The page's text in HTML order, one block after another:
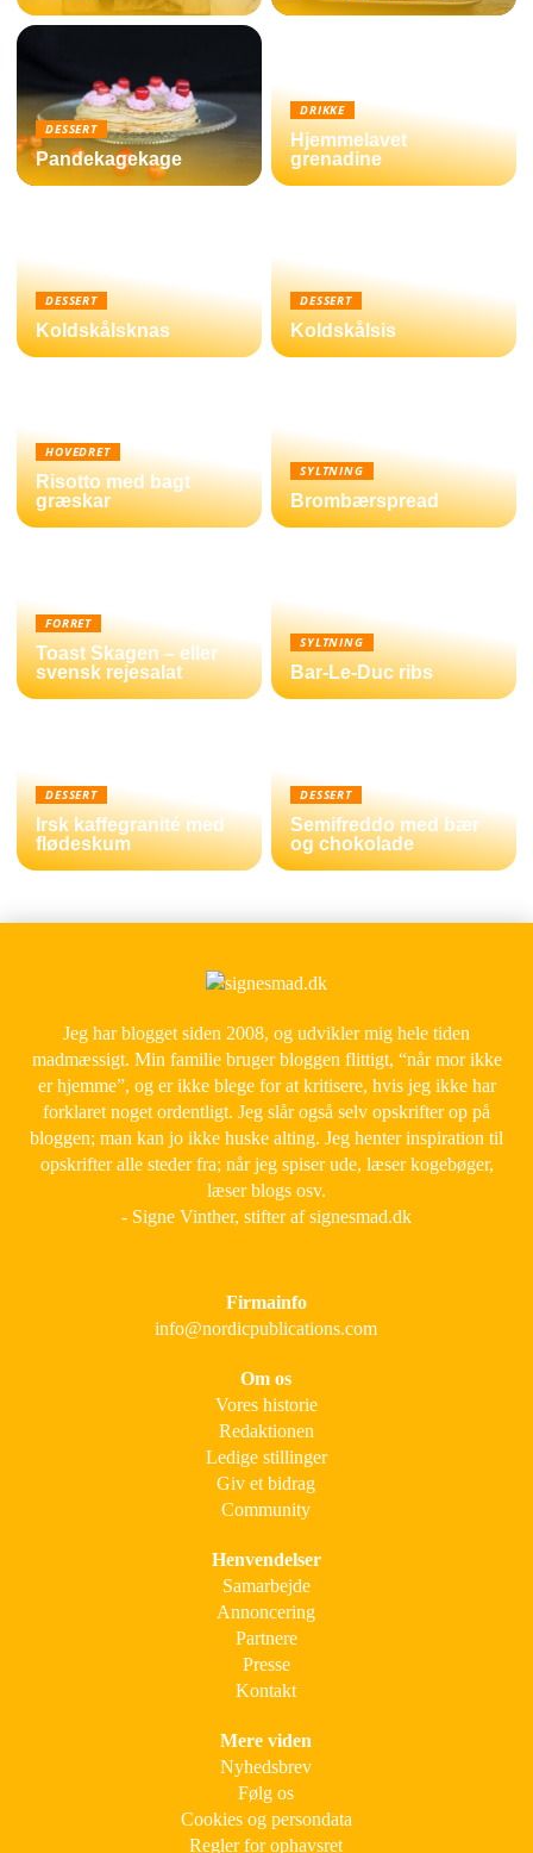
DESSERT
Pandekagekage
DRIKKE
Hjemmelavet
grenadine
DESSERT
Koldskålsknas
DESSERT
Koldskålsis
HOVEDRET
Risotto med bagt
græskar
SYLTNING
Brombærspread
FORRET
Toast Skagen – eller
svensk rejesalat
SYLTNING
Bar-Le-Duc ribs
DESSERT
Irsk kaffegranité med
flødeskum
DESSERT
Semifreddo med bær
og chokolade
Jeg har blogget siden 2008, og udvikler mig hele tiden
madmæssigt. Min familie bruger bloggen flittigt, “når mor ikke
er hjemme”, og er ikke blege for at kritisere, hvis jeg ikke har
forklaret noget ordentligt. Jeg slår også selv opskrifter op på
bloggen; man kan jo ikke huske alting. Jeg henter inspiration til
opskrifter alle steder fra; når jeg spiser ude, læser kogebøger,
læser blogs osv.
- Signe Vinther, stifter af signesmad.dk
Firmainfo
info@nordicpublications.com
Om os
Vores historie
Redaktionen
Ledige stillinger
Giv et bidrag
Community
Henvendelser
Samarbejde
Annoncering
Partnere
Presse
Kontakt
Mere viden
Nyhedsbrev
Følg os
Cookies og persondata
Regler for ophavsret